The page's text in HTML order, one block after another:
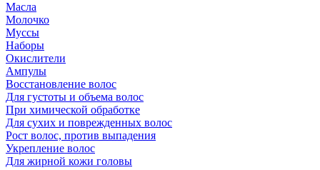
Масла
Молочко
Муссы
Наборы
Окислители
Ампулы
Восстановление волос
Для густоты и объема волос
При химической обработке
Для сухих и поврежденных волос
Рост волос, против выпадения
Укрепление волос
Для жирной кожи головы